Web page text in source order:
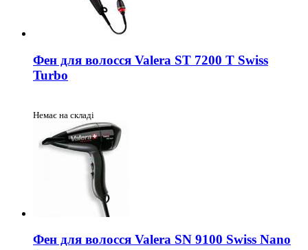
Фен для волосся Valera ST 7200 T Swiss
Turbo
Немає на складі
Фен для волосся Valera SN 9100 Swiss Nano